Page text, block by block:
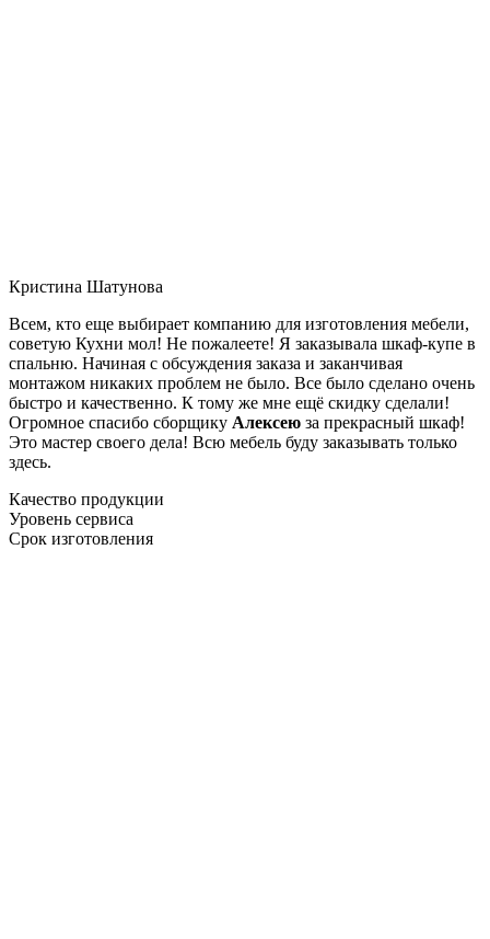
Кристина Шатунова
Всем, кто еще выбирает компанию для изготовления мебели,
советую Кухни мол! Не пожалеете! Я заказывала шкаф-купе в
спальню. Начиная с обсуждения заказа и заканчивая
монтажом никаких проблем не было. Все было сделано очень
быстро и качественно. К тому же мне ещё скидку сделали!
Огромное спасибо сборщику Алексею за прекрасный шкаф!
Это мастер своего дела! Всю мебель буду заказывать только
здесь.
Качество продукции
Уровень сервиса
Срок изготовления